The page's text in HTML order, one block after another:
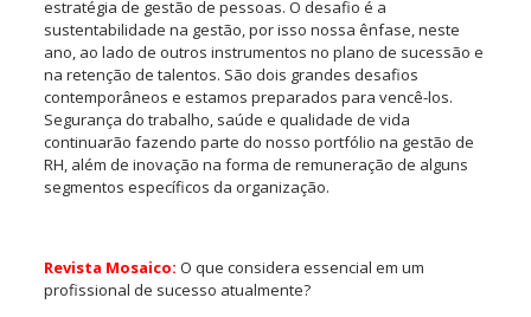
estratégia de gestão de pessoas. O desafio é a
sustentabilidade na gestão, por isso nossa ênfase, neste
ano, ao lado de outros instrumentos no plano de sucessão e
na retenção de talentos. São dois grandes desafios
contemporâneos e estamos preparados para vencê-los.
Segurança do trabalho, saúde e qualidade de vida
continuarão fazendo parte do nosso portfólio na gestão de
RH, além de inovação na forma de remuneração de alguns
segmentos específicos da organização.
Revista Mosaico: O que considera essencial em um
profissional de sucesso atualmente?